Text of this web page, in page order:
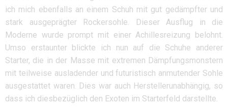
ich mich ebenfalls an einem Schuh mit gut gedämpfter und
stark ausgeprägter Rockersohle. Dieser Ausflug in die
Moderne wurde prompt mit einer Achillesreizung belohnt.
Umso erstaunter blickte ich nun auf die Schuhe anderer
Starter, die in der Masse mit extremen Dämpfungsmonstern
mit teilweise ausladender und futuristisch anmutender Sohle
ausgestattet waren. Dies war auch Herstellerunabhängig, so
dass ich diesbezüglich den Exoten im Starterfeld darstellte.